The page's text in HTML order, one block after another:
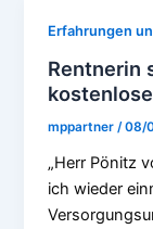
Erfahrungen
Rentnerin
mppartner /08/
„Herr Pönitz
ich wieder